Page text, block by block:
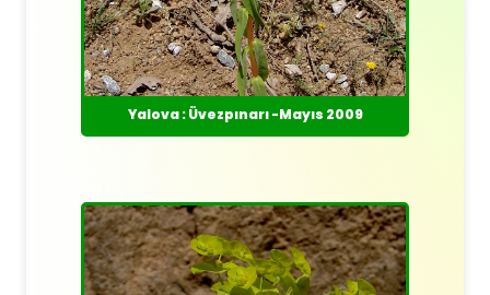
Yalova : Üvezpınarı -Mayıs 2009